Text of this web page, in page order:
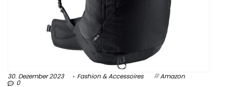
30. Dezember 2023 Fashion & Accessoires Amazon
0